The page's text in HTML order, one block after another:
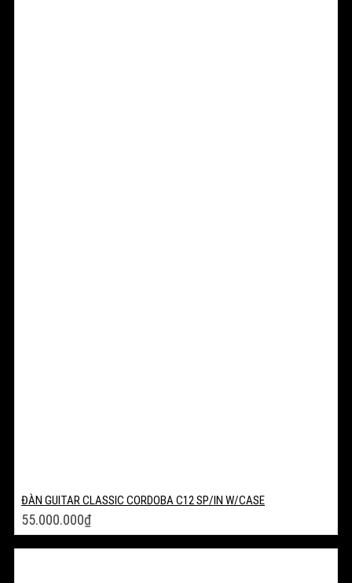
ĐÀN GUITAR CLASSIC CORDOBA C12 SP/IN W/CASE
55.000.000₫